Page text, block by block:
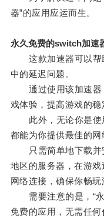
器”的应用应运而生。
永久免费的switch加速
这款加速器可以帮
中的延迟问题。
通过使用该加速器
戏体验，提高游戏的稳
此外，无论你是使
都能为你提供最佳的网
只需简单地下载并
地区的服务器，在游
网络连接，确保你畅玩
需要注意的是，“永
免费的应用，无需任何